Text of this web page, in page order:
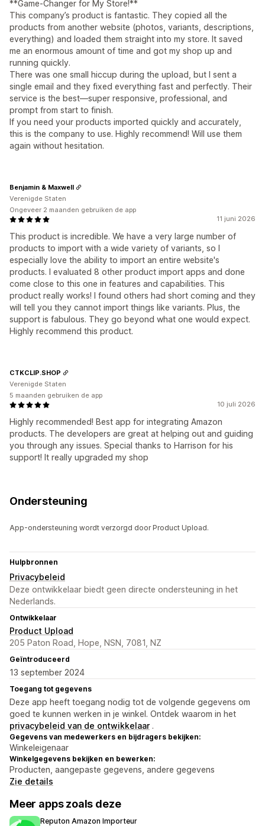
**Game-Changer for My Store!**
This company’s product is fantastic. They copied all the
products from another website (photos, variants, descriptions,
everything) and loaded them straight into my store. It saved
me an enormous amount of time and got my shop up and
running quickly.
There was one small hiccup during the upload, but I sent a
single email and they fixed everything fast and perfectly. Their
service is the best—super responsive, professional, and
prompt from start to finish.
If you need your products imported quickly and accurately,
this is the company to use. Highly recommend! Will use them
again without hesitation.
11 juni 2026
This product is incredible. We have a very large number of
products to import with a wide variety of variants, so I
especially love the ability to import an entire website's
products. I evaluated 8 other product import apps and done
come close to this one in features and capabilities. This
product really works! I found others had short coming and they
will tell you they cannot import things like variants. Plus, the
support is fabulous. They go beyond what one would expect.
Highly recommend this product.
Benjamin & Maxwell
Verenigde Staten
Ongeveer 2 maanden gebruiken de app
10 juli 2026
Highly recommended! Best app for integrating Amazon
products. The developers are great at helping out and guiding
you through any issues. Special thanks to Harrison for his
support! It really upgraded my shop
CTKCLIP.SHOP
Verenigde Staten
5 maanden gebruiken de app
Ondersteuning
App-ondersteuning wordt verzorgd door Product Upload.
Hulpbronnen
Privacybeleid
Deze ontwikkelaar biedt geen directe ondersteuning in het
Nederlands.
Ontwikkelaar
Product Upload
205 Paton Road, Hope, NSN, 7081, NZ
Geïntroduceerd
13 september 2024
Toegang tot gegevens
Deze app heeft toegang nodig tot de volgende gegevens om
goed te kunnen werken in je winkel. Ontdek waarom in het
privacybeleid van de ontwikkelaar .
Gegevens van medewerkers en bijdragers bekijken:
Winkeleigenaar
Winkelgegevens bekijken en bewerken:
Producten, aangepaste gegevens, andere gegevens
Zie details
Meer apps zoals deze
Reputon Amazon Importeur